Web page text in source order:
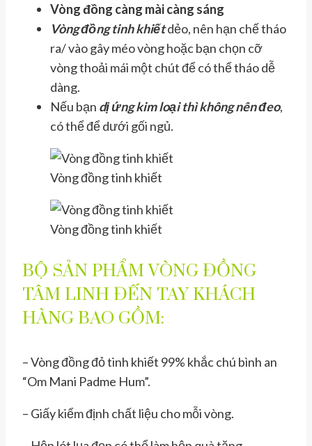
Vòng đồng càng mài càng sáng
Vòng đồng tinh khiếtdẻo, nên hạn chế tháo
ra/ vào gây méo vòng hoặc bạn chọn cỡ
vòng thoải mái một chút để có thể tháo dễ
dàng.
Nếu bạn dị ứng kim loại thì không nên đeo,
có thể để dưới gối ngủ.
Vòng đồng tinh khiết
Vòng đồng tinh khiết
BỘ SẢN PHẨM VÒNG ĐỒNG
TÂM LINH ĐẾN TAY KHÁCH
HÀNG BAO GỒM:
– Vòng đồng đỏ tinh khiết 99% khắc chú bình an
“Om Mani Padme Hum”.
– Giấy kiểm định chất liệu cho mỗi vòng.